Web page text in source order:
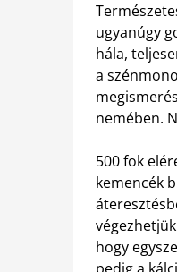
ugyanúgy
hála,
a
nemében.
500 fok
kemencék
hogy